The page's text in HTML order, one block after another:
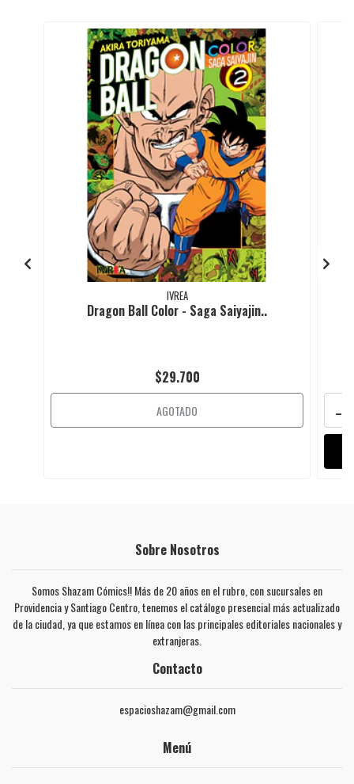
IVREA
Dragon Ball Color - Saga Saiyajin..
$29.700
AGOTADO -
Sobre Nosotros
Somos Shazam Cómics!! Más de 20 años en el rubro, con sucursales en
Providencia y Santiago Centro, tenemos el catálogo presencial más actualizado
de la ciudad, ya que estamos en línea con las principales editoriales nacionales y
extranjeras.
Contacto
espacioshazam@gmail.com
Menú